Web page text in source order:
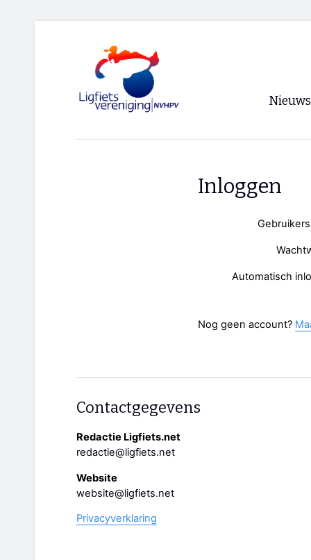
Nieuws
Inloggen
Automatisch
Nog geen account?
Contactgegevens
Redactie Ligfiets.net
redactie@ligfiets.net
Website
website@ligfiets.net
Privacyverklaring